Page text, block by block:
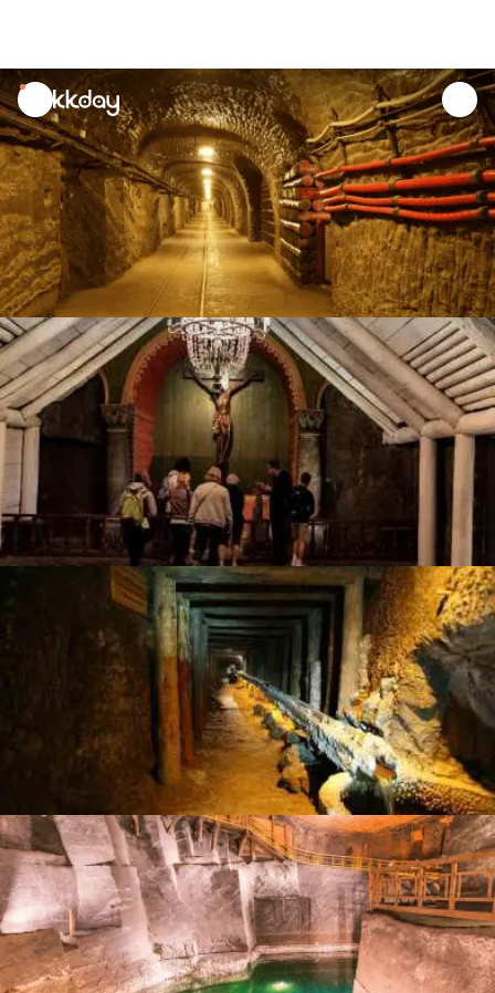
unread
notifications